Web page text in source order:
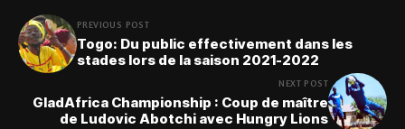
PREVIOUS POST
Togo: Du public effectivement dans les
stades lors de la saison 2021-2022
NEXT POST
GladAfrica Championship : Coup de maître
de Ludovic Abotchi avec Hungry Lions